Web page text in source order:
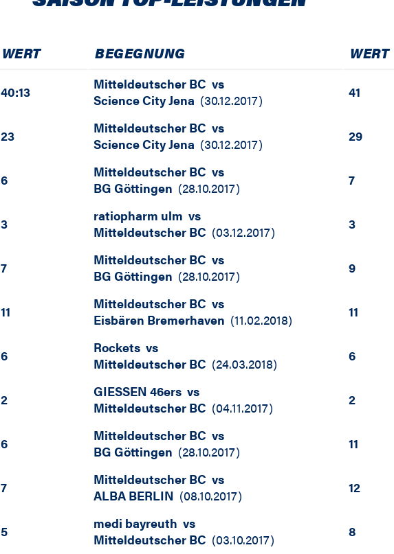
WERT BEGEGNUNG WERT
40:13 Mitteldeutscher BC vs
Science City Jena (30.12.2017) 41
23 Mitteldeutscher BC vs
Science City Jena (30.12.2017) 29
6 Mitteldeutscher BC vs
BG Göttingen (28.10.2017) 7
3 ratiopharm ulm vs
Mitteldeutscher BC (03.12.2017) 3
7 Mitteldeutscher BC vs
BG Göttingen (28.10.2017) 9
11 Mitteldeutscher BC vs
Eisbären Bremerhaven (11.02.2018) 11
6 Rockets vs
Mitteldeutscher BC (24.03.2018) 6
2 GIESSEN 46ers vs
Mitteldeutscher BC (04.11.2017) 2
6 Mitteldeutscher BC vs
BG Göttingen (28.10.2017) 11
7 Mitteldeutscher BC vs
ALBA BERLIN (08.10.2017) 12
5 medi bayreuth vs
Mitteldeutscher BC (03.10.2017) 8